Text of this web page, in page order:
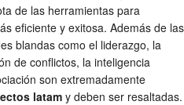
de las herramientas para
eficiente y exitosa. Además de las
blandas como el liderazgo, la
de conflictos, la inteligencia
son extremadamente
latam y deben ser resaltadas.